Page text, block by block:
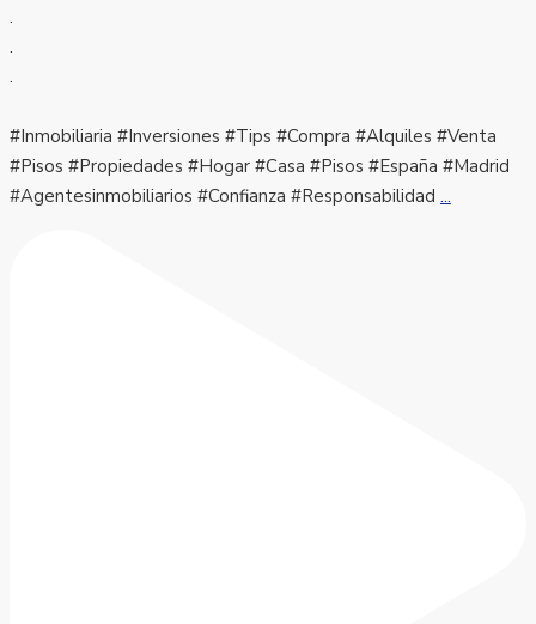
.
.
.
#Inmobiliaria #Inversiones #Tips #Compra #Alquiles #Venta
#Pisos #Propiedades #Hogar #Casa #Pisos #España #Madrid
#Agentesinmobiliarios #Confianza #Responsabilidad ...